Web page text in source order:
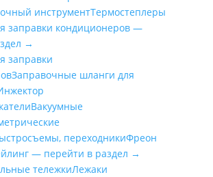
инструментТермостеплеры
заправки кондиционеров —
→
заправки
Заправочные шланги для
Вакуумные
переходникиФреон
— перейти в раздел →
тележкиЛежаки